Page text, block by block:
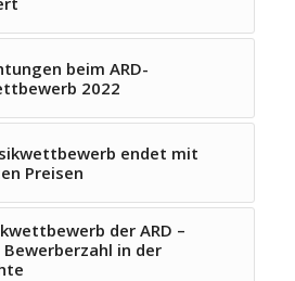
beim ARD-
2022
endet mit
Preisen
der ARD –
in der